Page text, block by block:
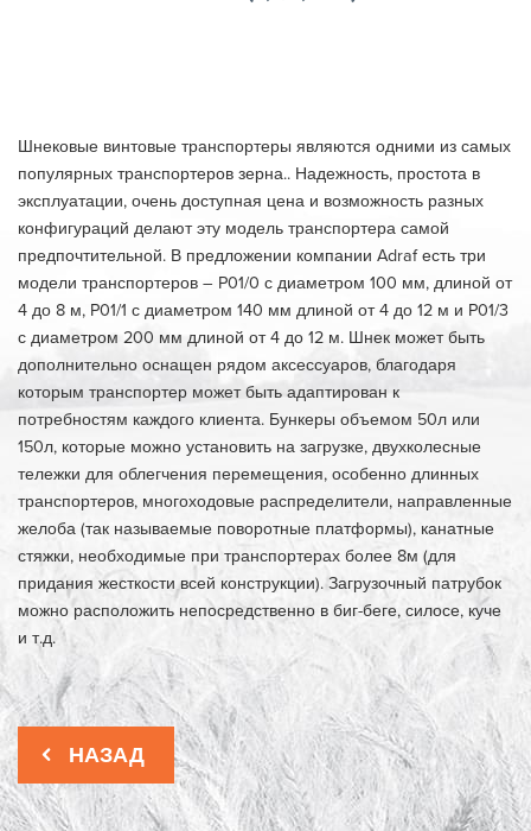
Шнековые винтовые транспортеры являются одними из самых
популярных транспортеров зерна.. Надежность, простота в
эксплуатации, очень доступная цена и возможность разных
конфигураций делают эту модель транспортера самой
предпочтительной. В предложении компании Adraf есть три
модели транспортеров – P01/0 с диаметром 100 мм, длиной от
4 до 8 м, P01/1 с диаметром 140 мм длиной от 4 до 12 м и P01/3
с диаметром 200 мм длиной от 4 до 12 м. Шнек может быть
дополнительно оснащен рядом аксессуаров, благодаря
которым транспортер может быть адаптирован к
потребностям каждого клиента. Бункеры объемом 50л или
150л, которые можно установить на загрузке, двухколесные
тележки для облегчения перемещения, особенно длинных
транспортеров, многоходовые распределители, направленные
желоба (так называемые поворотные платформы), канатные
стяжки, необходимые при транспортерах более 8м (для
придания жесткости всей конструкции). Загрузочный патрубок
можно расположить непосредственно в биг-беге, силосе, куче
и т.д.
НАЗАД